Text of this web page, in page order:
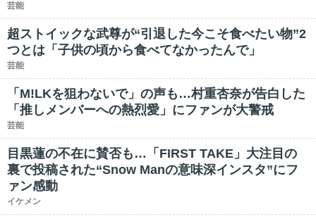
芸能
超ストイックな武尊が“引退した今こそ食べたい物”2
つとは「子供の頃から食べてなかったんで」
芸能
「M!LKを狙わないで」の声も…村重杏奈が告白した
「推しメンバーへの熱烈愛」にファンが大警戒
芸能
目黒蓮の不在に賛否も…「FIRST TAKE」大注目の
裏で投稿された“Snow Manの意味深インスタ”にフ
ァン感動
イケメン